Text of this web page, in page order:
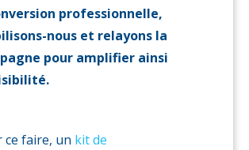
professionnelle,
nous et relayons la
pour amplifier ainsi
ce faire, un kit de